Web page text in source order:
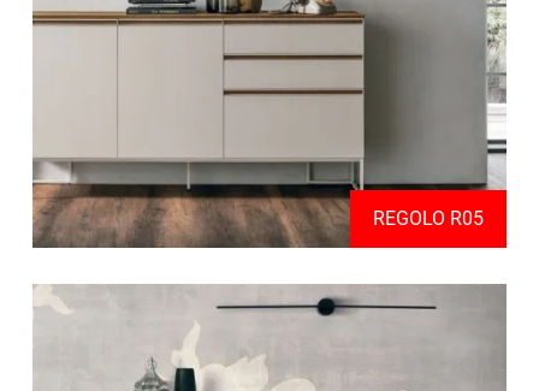
REGOLO R05